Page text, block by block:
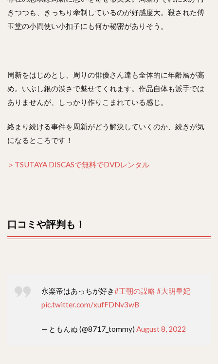
きつつも、きっちり牽制しているのが好感度大。殺された傅
玉堂の小間使い小扣子にも何か秘密がありそう。
周新をはじめとし、周りの俳優さん達も全体的に年齢層が高
め。いぶし銀の渋さで魅せてくれます。作品自体も派手では
ありませんが、しっかり作りこまれている感じ。
絡まり続ける事件を周新がどう解決していくのか、続きが気
になるところです！
＞TSUTAYA DISCASで無料でDVDレンタル
口コミや評判も！
永楽帝はあっちが好き#王朝の謀略 #大明皇妃
pic.twitter.com/xufFDNv3wB
— ともんぬ (@8717_tommy) August 8, 2022